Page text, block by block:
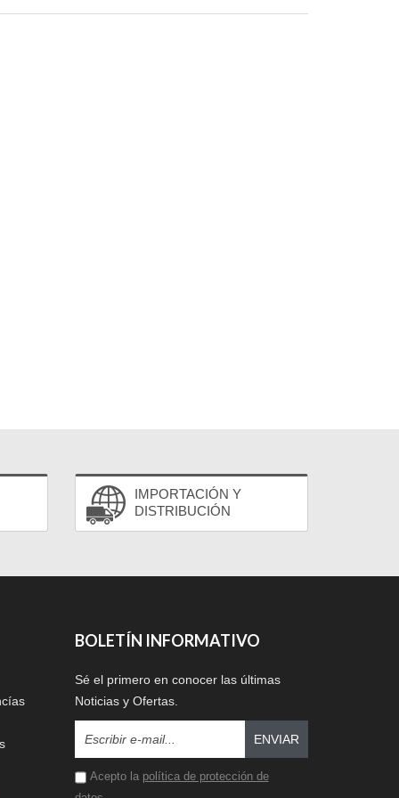
IMPORTACIÓN Y
DISTRIBUCIÓN
BOLETÍN INFORMATIVO
Sé el primero en conocer las últimas
Noticias y Ofertas.
ENVIAR
Acepto la política de protección de